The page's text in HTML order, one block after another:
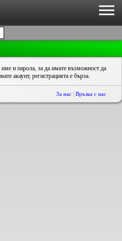
име и парола, за да имате възможност да
акаунт, регистрацията е бърза.
За нас | Връзка с нас